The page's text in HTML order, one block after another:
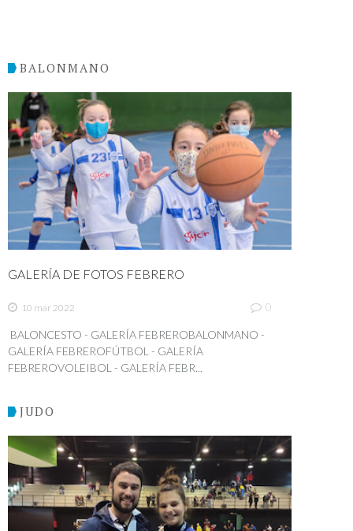
BALONMANO
GALERÍA DE FOTOS FEBRERO
10 mar 2022 0
BALONCESTO - GALERÍA FEBREROBALONMANO -
GALERÍA FEBREROFÚTBOL - GALERÍA
FEBREROVOLEIBOL - GALERÍA FEBR...
JUDO